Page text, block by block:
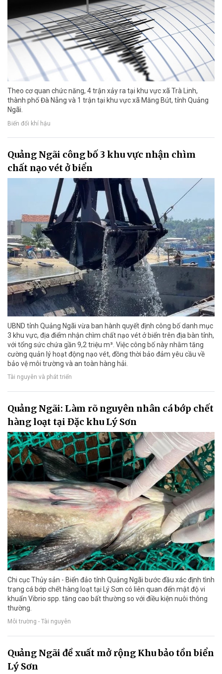
Theo cơ quan chức năng, 4 trận xảy ra tại khu vực xã Trà Linh,
thành phố Đà Nẵng và 1 trận tại khu vực xã Măng Bút, tỉnh Quảng
Ngãi.
Biến đổi khí hậu
Quảng Ngãi công bố 3 khu vực nhận chìm
chất nạo vét ở biển
UBND tỉnh Quảng Ngãi vừa ban hành quyết định công bố danh mục
3 khu vực, địa điểm nhận chìm chất nạo vét ở biển trên địa bàn tỉnh,
với tổng sức chứa gần 9,2 triệu m³. Việc công bố này nhằm tăng
cường quản lý hoạt động nạo vét, đồng thời bảo đảm yêu cầu về
bảo vệ môi trường và an toàn hàng hải.
Tài nguyên và phát triển
Quảng Ngãi: Làm rõ nguyên nhân cá bớp chết
hàng loạt tại Đặc khu Lý Sơn
Chi cục Thủy sản - Biển đảo tỉnh Quảng Ngãi bước đầu xác định tình
trạng cá bớp chết hàng loạt tại Lý Sơn có liên quan đến mật độ vi
khuẩn Vibrio spp. tăng cao bất thường so với điều kiện nuôi thông
thường.
Môi trường - Tài nguyên
Quảng Ngãi đề xuất mở rộng Khu bảo tồn biển
Lý Sơn